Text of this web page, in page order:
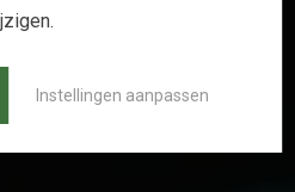
Instellingen aanpassen